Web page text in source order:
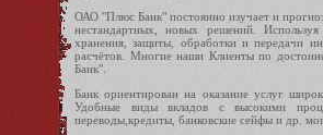
ОАО "Плюс Банк" постоянно изучает и
нестандартных, новых решений.
хранения, защиты, обработки и передачи
расчётов. Многие наши Клиенты по
Банк".
Банк ориентирован на оказание услуг
Удобные виды вкладов с высокими
переводы,кредиты, банковские сейфы и др.